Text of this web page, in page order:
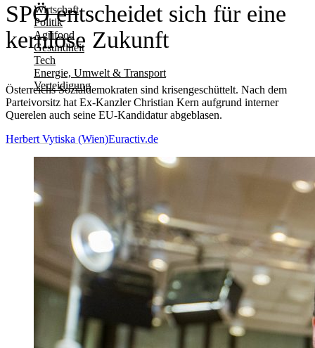
Wirtschaft
Politik
Agrifood
Gesundheit
Tech
Energie, Umwelt & Transport
Verteidigung
SPÖ entscheidet sich für eine
kernlose Zukunft
Österreichs Sozialdemokraten sind krisengeschüttelt. Nach dem
Parteivorsitz hat Ex-Kanzler Christian Kern aufgrund interner
Querelen auch seine EU-Kandidatur abgeblasen.
Herbert Vytiska (Wien)Euractiv.de